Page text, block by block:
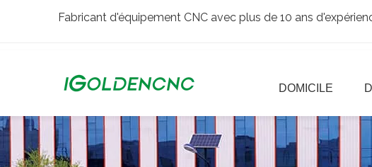
Fabricant d'équipement CNC avec plus de 10 ans
DOMICILE